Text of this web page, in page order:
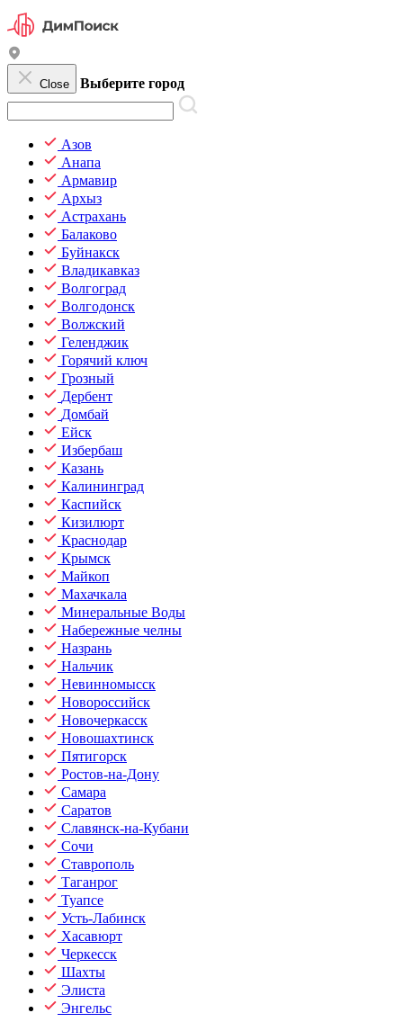
Close Выберите город
Азов
Анапа
Армавир
Архыз
Астрахань
Балаково
Буйнакск
Владикавказ
Волгоград
Волгодонск
Волжский
Геленджик
Горячий ключ
Грозный
Дербент
Домбай
Ейск
Избербаш
Казань
Калининград
Каспийск
Кизилюрт
Краснодар
Крымск
Майкоп
Махачкала
Минеральные Воды
Набережные челны
Назрань
Нальчик
Невинномысск
Новороссийск
Новочеркасск
Новошахтинск
Пятигорск
Ростов-на-Дону
Самара
Саратов
Славянск-на-Кубани
Сочи
Ставрополь
Таганрог
Туапсе
Усть-Лабинск
Хасавюрт
Черкесск
Шахты
Элиста
Энгельс